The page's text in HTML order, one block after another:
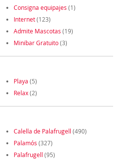
Consigna equipajes (1)
Internet(123)
Admite Mascotas (19)
Minibar Gratuito(3)
Playa (5)
Relax(2)
Calella de Palafrugell (490)
Palamós (327)
Palafrugell (95)